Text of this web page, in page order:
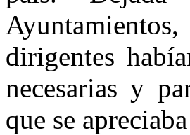
dirigentes
necesarias y
que se